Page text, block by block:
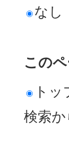
なし
この
ト
検索か